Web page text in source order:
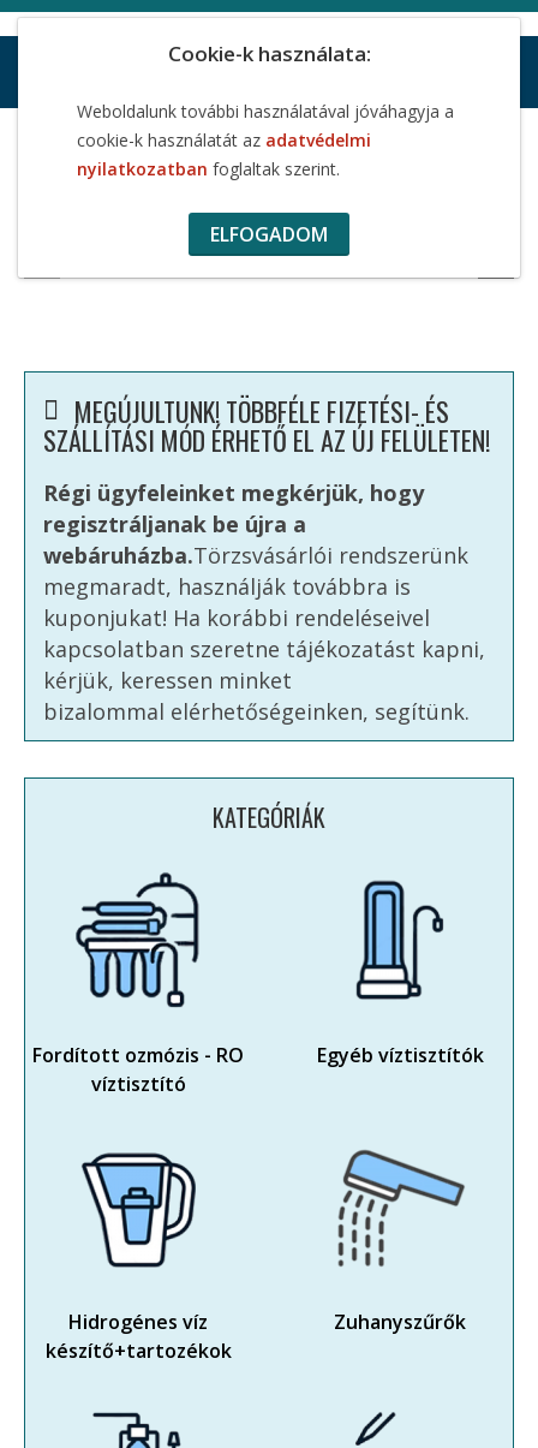
Cookie-k használata:
Weboldalunk további használatával jóváhagyja a
cookie-k használatát az adatvédelmi
nyilatkozatban foglaltak szerint.
ELFOGADOM
HIDROGÉN? >>
MEGÚJULTUNK! TÖBBFÉLE FIZETÉSI- ÉS
SZÁLLÍTÁSI MÓD ÉRHETŐ EL AZ ÚJ FELÜLETEN!
Régi ügyfeleinket megkérjük, hogy
regisztráljanak be újra a
webáruházba.Törzsvásárlói rendszerünk
megmaradt, használják továbbra is
kuponjukat! Ha korábbi rendeléseivel
kapcsolatban szeretne tájékozatást kapni,
kérjük, keressen minket
bizalommal elérhetőségeinken, segítünk.
KATEGÓRIÁK
Fordított ozmózis - RO
víztisztító
Egyéb víztisztítók
Hidrogénes víz
készítő+tartozékok
Zuhanyszűrők